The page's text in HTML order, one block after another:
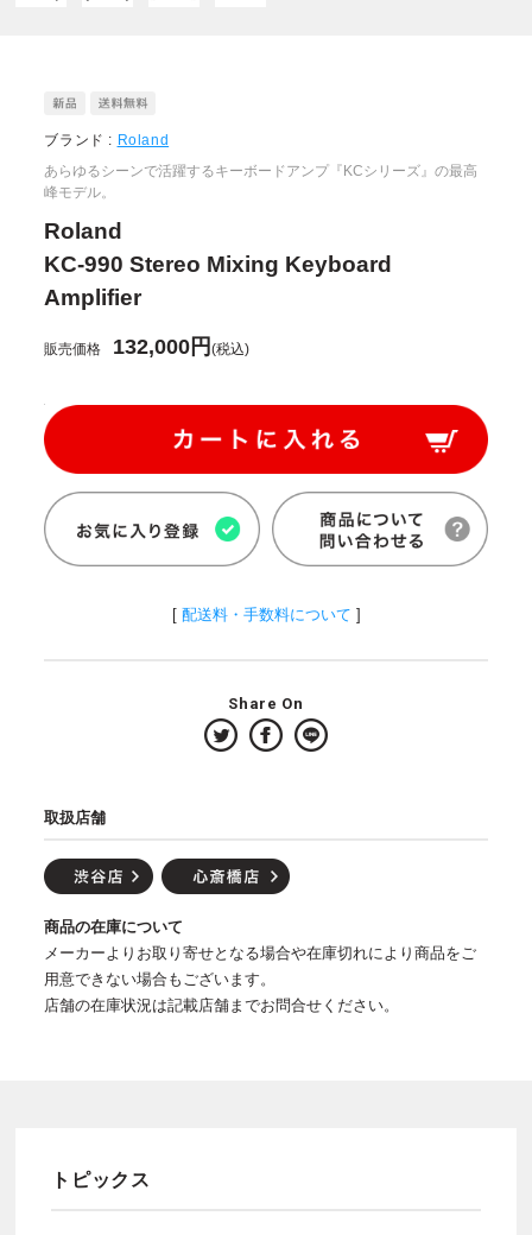
ブランド : Roland
あらゆるシーンで活躍するキーボードアンプ『KCシリーズ』の最高
峰モデル。
Roland
KC-990 Stereo Mixing Keyboard
Amplifier
販売価格 132,000円(税込)
[ 配送料・手数料について ]
Share On
取扱店舗
商品の在庫について
メーカーよりお取り寄せとなる場合や在庫切れにより商品をご
用意できない場合もございます。
店舗の在庫状況は記載店舗までお問合せください。
トピックス